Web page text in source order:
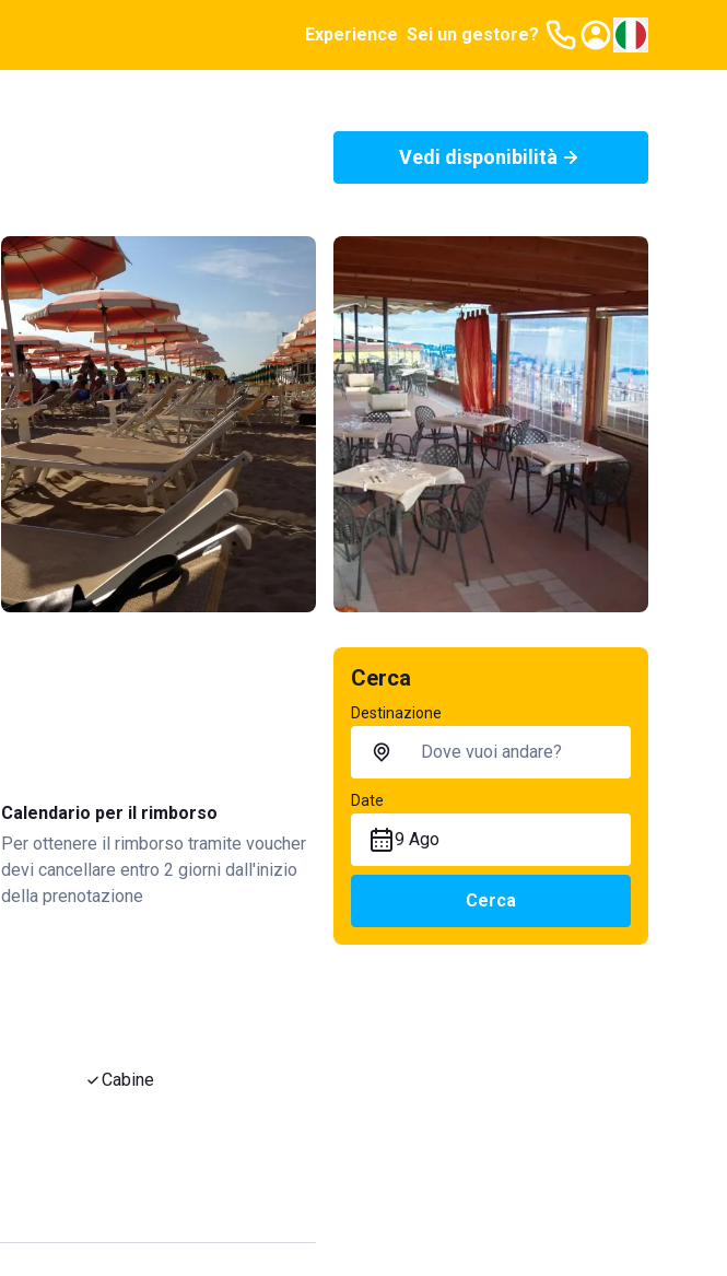
Experience Sei un gestore?
Vedi disponibilità
Calendario per il rimborso
Per ottenere il rimborso tramite voucher
devi cancellare entro 2 giorni dall'inizio
della prenotazione
Cabine
Cerca
Destinazione
Date
9 Ago
Cerca